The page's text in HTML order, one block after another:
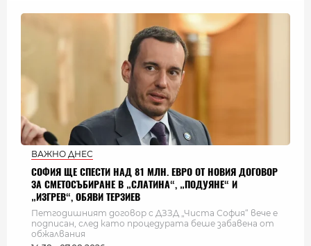
ВАЖНО ДНЕС
СОФИЯ ЩЕ СПЕСТИ НАД 81 МЛН. ЕВРО ОТ НОВИЯ ДОГОВОР
ЗА СМЕТОСЪБИРАНЕ В „СЛАТИНА“, „ПОДУЯНЕ“ И
„ИЗГРЕВ“, ОБЯВИ ТЕРЗИЕВ
Петгодишният договор с ДЗЗД „Чиста София“ вече е
подписан, след като процедурата беше забавена от
обжалвания